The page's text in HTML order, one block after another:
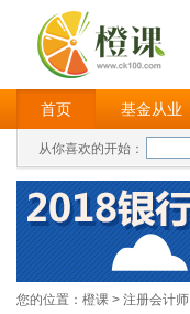
首页 基金从业
从你喜欢的开始：
您的位置： 橙课 > 注册会计师